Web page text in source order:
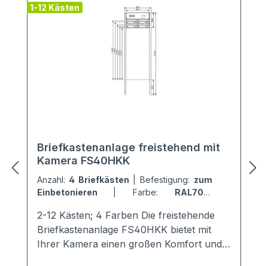
1-12 Kästen
Briefkastenanlage freistehend mit
Kamera FS40HKK
Anzahl: 4 Briefkästen Befestigung: zum
Einbetonieren
Farbe: RAL7016
2-12 Kästen; 4 Farben Die freistehende
Briefkastenanlage FS40HKK bietet mit
Ihrer Kamera einen großen Komfort und